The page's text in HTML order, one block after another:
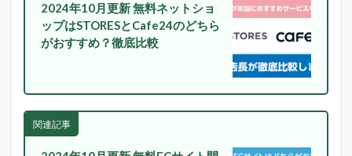
と
ヤ
フ
ー
ッ
ピ
ン
グ
の
2024年10月更新 無料ネットショ
ップはSTORESとCafe24のどちら
がおすすめ？徹底比較
関連記事